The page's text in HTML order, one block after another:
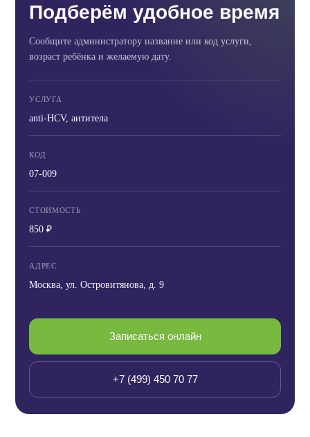
Подберём удобное время
Сообщите администратору название или код услуги,
возраст ребёнка и желаемую дату.
УСЛУГА
anti-HCV, антитела
КОД
07-009
СТОИМОСТЬ
850 ₽
АДРЕС
Москва, ул. Островитянова, д. 9
Записаться онлайн
+7 (499) 450 70 77